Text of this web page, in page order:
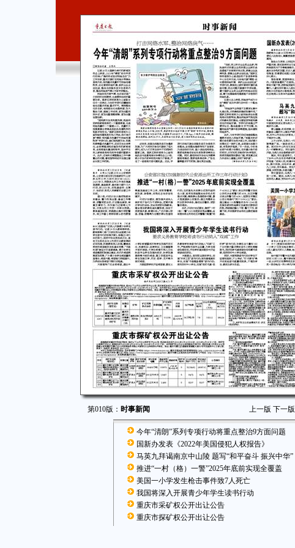
第010版： 时事新闻 上一版 下一版
今年“清朗”系列专项行动将重点整治9方面问题
国新办发表《2022年美国侵犯人权报告》
马英九拜谒南京中山陵 题写“和平奋斗 振兴中华”
推进“一村（格）一警”2025年底前实现全覆盖
美国一小学发生枪击事件致7人死亡
我国将深入开展青少年学生读书行动
重庆市采矿权公开出让公告
重庆市探矿权公开出让公告